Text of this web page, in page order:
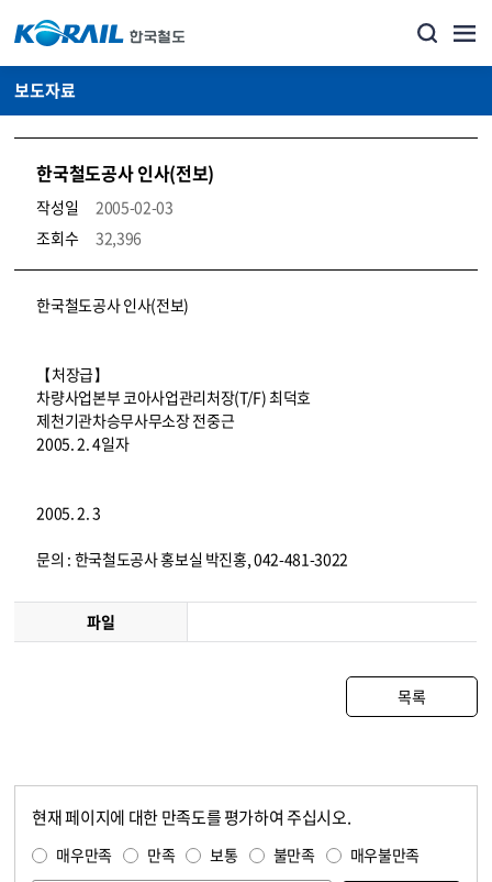
보도자료
한국철도공사 인사(전보)
작성일
2005-02-03
조회수
32,396
뉴스·홍보_보도자료 상세보기 – 내용, 파일, 담당자 연락처로 구성
한국철도공사 인사(전보)
【처장급】
차량사업본부 코아사업관리처장(T/F) 최덕호
제천기관차승무사무소장 전중근
2005. 2. 4일자
2005. 2. 3
문의 : 한국철도공사 홍보실 박진홍, 042-481-3022
파일
목록
현재 페이지에 대한 만족도를 평가하여 주십시오.
매우만족 만족 보통 불만족 매우불만족